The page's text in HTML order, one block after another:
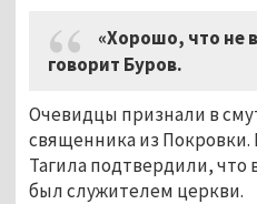
«Хорошо, что не
говорит Буров.
Очевидцы признали в
священника из Покровки.
Тагила подтвердили, что
был служителем церкви.